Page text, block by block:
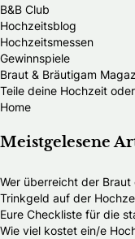
B&B Club
Hochzeitsblog
Hochzeitsmessen
Gewinnspiele
Braut & Bräutigam
Teile deine Hochzeit
Home
Meistgelesene
Wer überreicht der
Trinkgeld auf der
Eure Checkliste für die
Wie viel kostet ein/e